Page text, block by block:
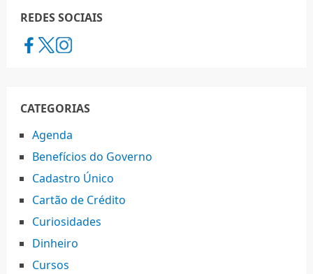
REDES SOCIAIS
CATEGORIAS
Agenda
Benefícios do Governo
Cadastro Único
Cartão de Crédito
Curiosidades
Dinheiro
Cursos